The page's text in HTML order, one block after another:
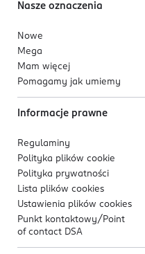
Nasze oznaczenia
Nowe
Mega
Mam więcej
Pomagamy jak umiemy
Informacje prawne
Regulaminy
Polityka plików cookie
Polityka prywatności
Lista plików cookies
Ustawienia plików cookies
Punkt kontaktowy/ Point
of contact DSA